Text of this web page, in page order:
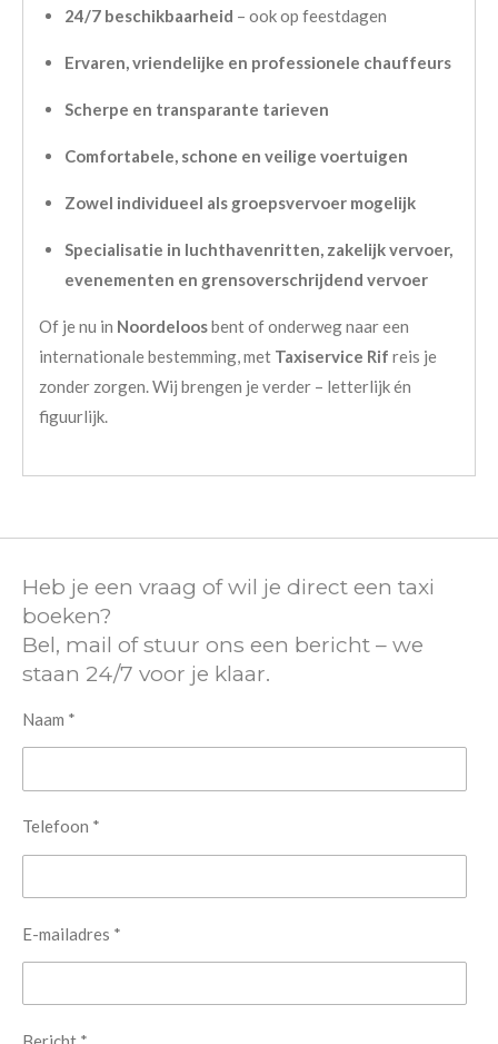
24/7 beschikbaarheid – ook op feestdagen
Ervaren, vriendelijke en professionele chauffeurs
Scherpe en transparante tarieven
Comfortabele, schone en veilige voertuigen
Zowel individueel als groepsvervoer mogelijk
Specialisatie in luchthavenritten, zakelijk vervoer,
evenementen en grensoverschrijdend vervoer
Of je nu in Noordeloosbent of onderweg naar een
internationale bestemming, met Taxiservice Rif reis je
zonder zorgen. Wij brengen je verder – letterlijk én
figuurlijk.
Heb je een vraag of wil je direct een taxi
boeken?
Bel, mail of stuur ons een bericht – we
staan 24/7 voor je klaar.
Naam *
Telefoon *
E-mailadres *